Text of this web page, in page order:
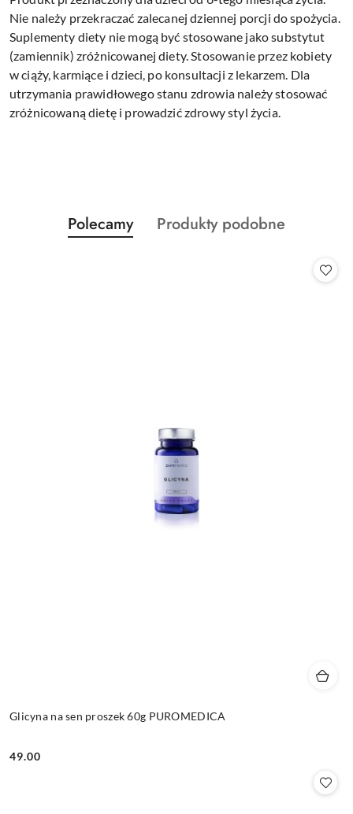
Nie należy przekraczać zalecanej dziennej porcji do spożycia.
Suplementy diety nie mogą być stosowane jako substytut
(zamiennik) zróżnicowanej diety. Stosowanie przez kobiety
w ciąży, karmiące i dzieci, po konsultacji z lekarzem. Dla
utrzymania prawidłowego stanu zdrowia należy stosować
zróżnicowaną dietę i prowadzić zdrowy styl życia.
Pomiń karuzelę produktów
Produkty
o
Polecamy
Produkty
Produkty podobne
Glicyna na sen proszek 60g PUROMEDICA
Cena:
49.00